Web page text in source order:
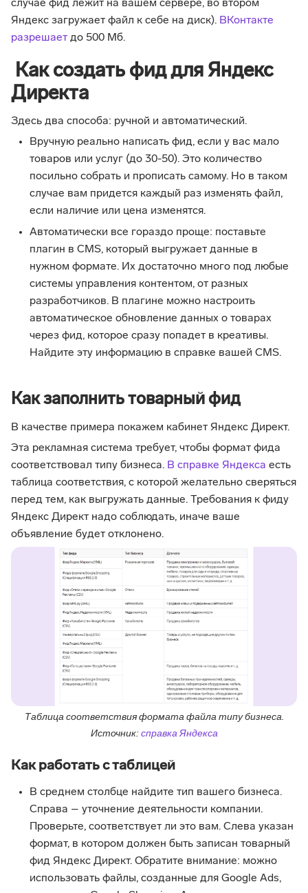
случае фид лежит на вашем сервере, во втором
Яндекс загружает файл к себе на диск). ВКонтакте
разрешает до 500 Мб.
Как создать фид для Яндекс
Директа
Здесь два способа: ручной и автоматический.
Вручную реально написать фид, если у вас мало
товаров или услуг (до 30-50). Это количество
посильно собрать и прописать самому. Но в таком
случае вам придется каждый раз изменять файл,
если наличие или цена изменятся.
Автоматически все гораздо проще: поставьте
плагин в CMS, который выгружает данные в
нужном формате. Их достаточно много под любые
системы управления контентом, от разных
разработчиков. В плагине можно настроить
автоматическое обновление данных о товарах
через фид, которое сразу попадет в креативы.
Найдите эту информацию в справке вашей CMS.
Как заполнить товарный фид
В качестве примера покажем кабинет Яндекс Директ.
Эта рекламная система требует, чтобы формат фида
соответствовал типу бизнеса. В справке Яндекса есть
таблица соответствия, с которой желательно сверяться
перед тем, как выгружать данные. Требования к фиду
Яндекс Директ надо соблюдать, иначе ваше
объявление будет отклонено.
Таблица соответствия формата файла типу бизнеса.
Источник: справка Яндекса
Как работать с таблицей
В среднем столбце найдите тип вашего бизнеса.
Справа – уточнение деятельности компании.
Проверьте, соответствует ли это вам. Слева указан
формат, в котором должен быть записан товарный
фид Яндекс Директ. Обратите внимание: можно
использовать файлы, созданные для Google Ads,